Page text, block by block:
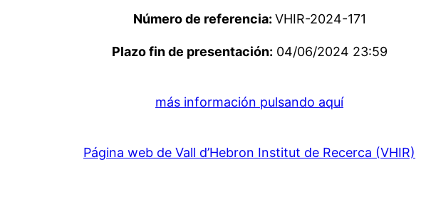
Número de referencia: VHIR-2024-171
Plazo fin de presentación: 04/06/2024 23:59
más información pulsando aquí
Página web de Vall d’Hebron Institut de Recerca (VHIR)